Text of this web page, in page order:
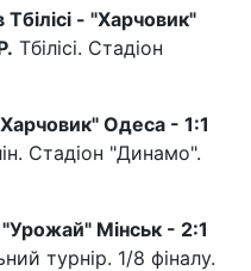
- "Харчовик"
Тбілісі. Стадіон
Одеса - 1:1
Стадіон "Динамо".
Мінськ - 2:1
турнір. 1/8 фіналу.